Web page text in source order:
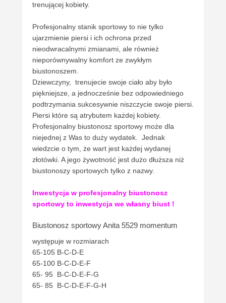
trenującej kobiety.
Profesjonalny stanik sportowy to nie tylko
ujarzmienie piersi i ich ochrona przed
nieodwracalnymi zmianami, ale również
nieporównywalny komfort ze zwykłym
biustonoszem.
Dziewczyny, trenujecie swoje ciało aby było
piękniejsze, a jednocześnie bez odpowiedniego
podtrzymania sukcesywnie niszczycie swoje piersi.
Piersi które są atrybutem każdej kobiety.
Profesjonalny biustonosz sportowy może dla
niejednej z Was to duży wydatek. Jednak
wiedzcie o tym, że wart jest każdej wydanej
złotówki. A jego żywotność jest dużo dłuższa niż
biustonoszy sportowych tylko z nazwy.
Inwestycja w profesjonalny biustonosz
sportowy to inwestycja we własny biust !
Biustonosz sportowy Anita 5529 momentum
występuje w rozmiarach
65-105 B-C-D-E
65-100 B-C-D-E-F
65- 95 B-C-D-E-F-G
65- 85 B-C-D-E-F-G-H